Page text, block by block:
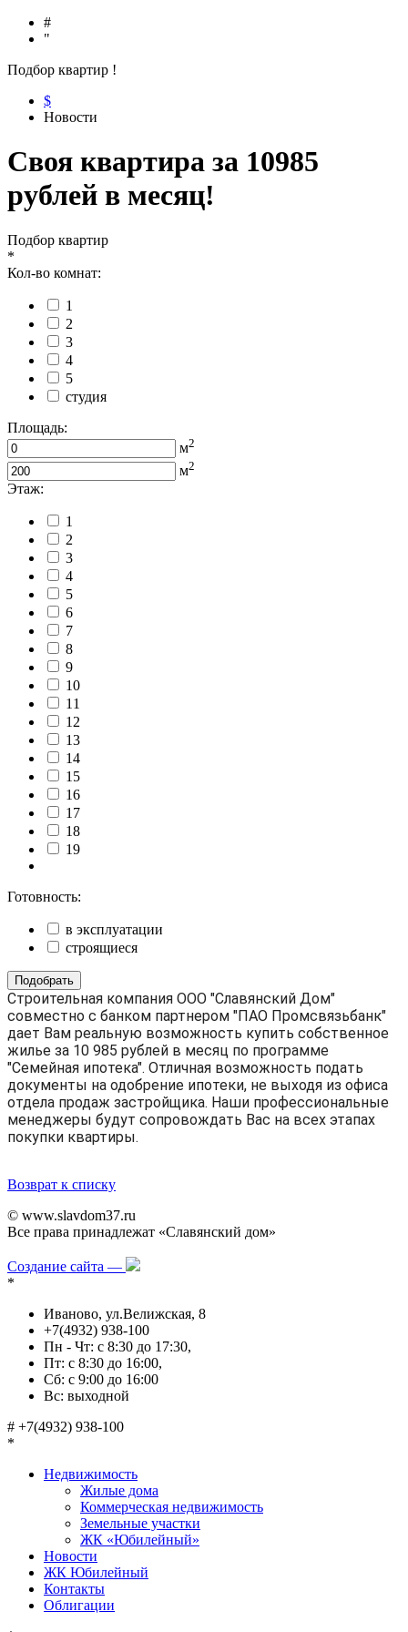
#
"
Подбор квартир !
$
Новости
Своя квартира за 10985
рублей в месяц!
Подбор квартир
*
Кол-во комнат:
1
2
3
4
5
студия
Площадь:
м2
м2
Этаж:
1
2
3
4
5
6
7
8
9
10
11
12
13
14
15
16
17
18
19
Готовность:
в эксплуатации
строящиеся
Подобрать
Строительная компания ООО "Славянский Дом"
совместно с банком партнером "ПАО Промсвязьбанк"
дает Вам реальную возможность купить собственное
жилье за 10 985 рублей в месяц по программе
"Семейная ипотека". Отличная возможность подать
документы на одобрение ипотеки, не выходя из офиса
отдела продаж застройщика. Наши профессиональные
менеджеры будут сопровождать Вас на всех этапах
покупки квартиры.
Возврат к списку
© www.slavdom37.ru
Все права принадлежат «Славянский дом»
Создание сайта —
*
Иваново, ул.Велижская, 8
+7(4932) 938-100
Пн - Чт: с 8:30 до 17:30,
Пт: с 8:30 до 16:00,
Сб: с 9:00 до 16:00
Вс: выходной
# +7(4932) 938-100
*
Недвижимость
Жилые дома
Коммерческая недвижимость
Земельные участки
ЖК «Юбилейный»
Новости
ЖК Юбилейный
Контакты
Облигации